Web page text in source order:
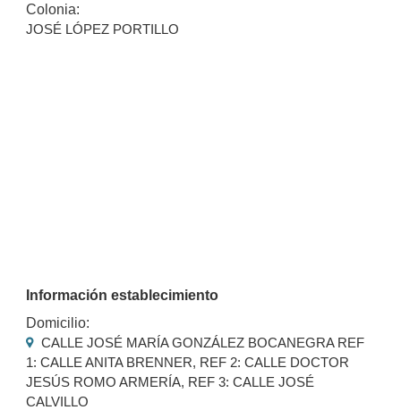
Colonia:
JOSÉ LÓPEZ PORTILLO
Información establecimiento
Domicilio:
CALLE JOSÉ MARÍA GONZÁLEZ BOCANEGRA REF
1: CALLE ANITA BRENNER, REF 2: CALLE DOCTOR
JESÚS ROMO ARMERÍA, REF 3: CALLE JOSÉ
CALVILLO